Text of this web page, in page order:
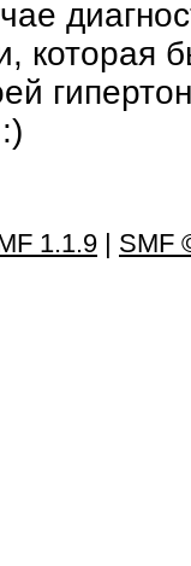
которая
1.1.9 | SMF